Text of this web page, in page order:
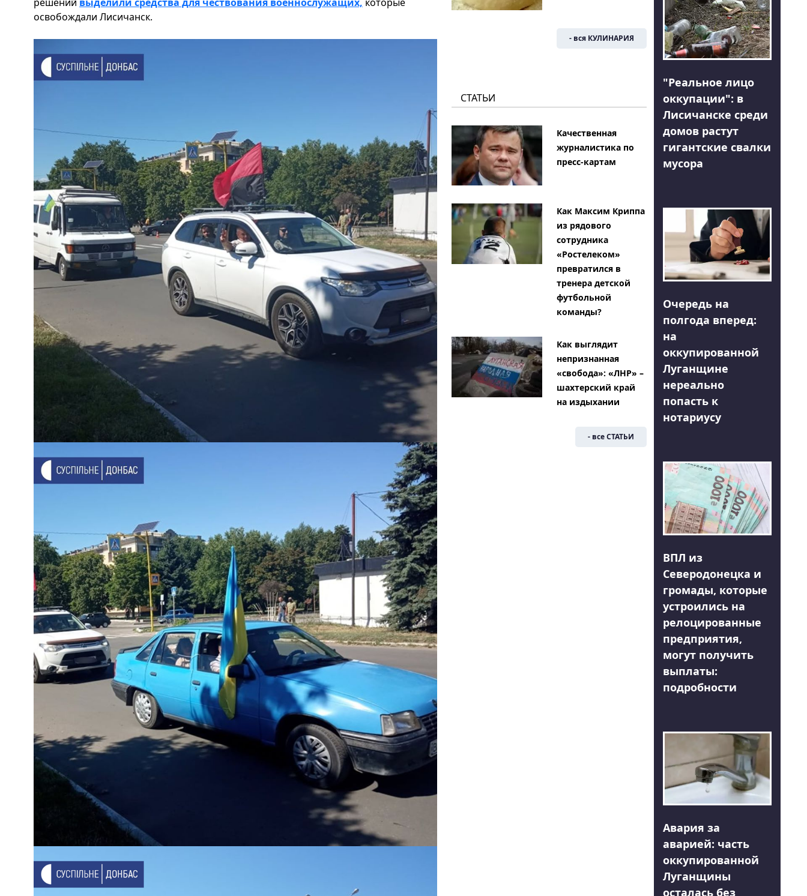
освобождали Лисичанск.
- вся КУЛИНАРИЯ
СТАТЬИ
Качественная
журналистика по
пресс-картам
Как Максим Криппа
из рядового
сотрудника
«Ростелеком»
превратился в
тренера детской
футбольной
команды?
Как выглядит
непризнанная
«свобода»: «ЛНР» –
шахтерский край
на издыхании
- все СТАТЬИ
"Реальное лицо
оккупации": в
Лисичанске среди
домов растут
гигантские свалки
мусора
Очередь на
полгода вперед:
на
оккупированной
Луганщине
нереально
попасть к
нотариусу
ВПЛ из
Северодонецка и
громады, которые
устроились на
релоцированные
предприятия,
могут получить
выплаты:
подробности
Авария за
аварией: часть
оккупированной
Луганщины
осталась без